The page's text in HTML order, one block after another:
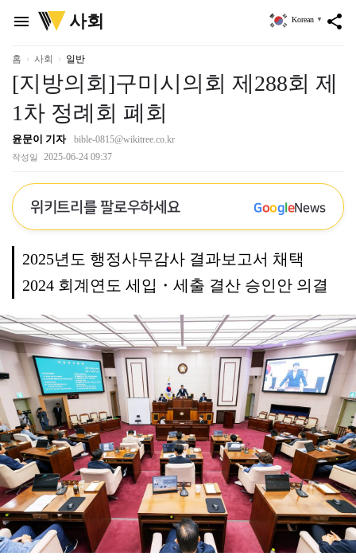
menu
위
키
리
사회 share
Korean ▼
홈 사회 일반
[지방의회]구미시의회 제288회 제
1차 정례회 폐회
윤문이 기자 bible-0815@wikitree.co.kr
작성일 2025-06-24 09:37
위키트리를 팔로우하세요 GoogleNews
2025년도 행정사무감사 결과보고서 채택
2024 회계연도 세입・세출 결산 승인안 의결